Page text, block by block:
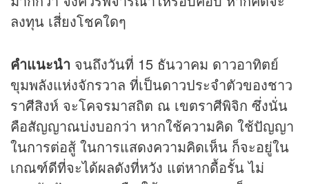
ลงทุน เสี่ยงโชคใดๆ
คำแนะนำ จนถึงวันที่ 15 ธันวาคม ดาวอาทิตย์
ขุมพลังแห่งจักรวาล ที่เป็นดาวประจำตัวของชาว
ราศีสิงห์ จะโคจรมาสถิต ณ เขตราศีพิจิก ซึ่งนั่น
คือสัญญาณบ่งบอกว่า หากใช้ความคิด ใช้ปัญญา
ในการต่อสู้ ในการแสดงความคิดเห็น ก็จะอยู่ใน
เกณฑ์ดีที่จะได้ผลดังที่หวัง แต่หากดื้อรั้น ไม่